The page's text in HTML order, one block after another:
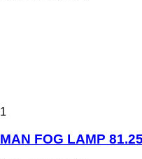
1
MAN FOG LAMP